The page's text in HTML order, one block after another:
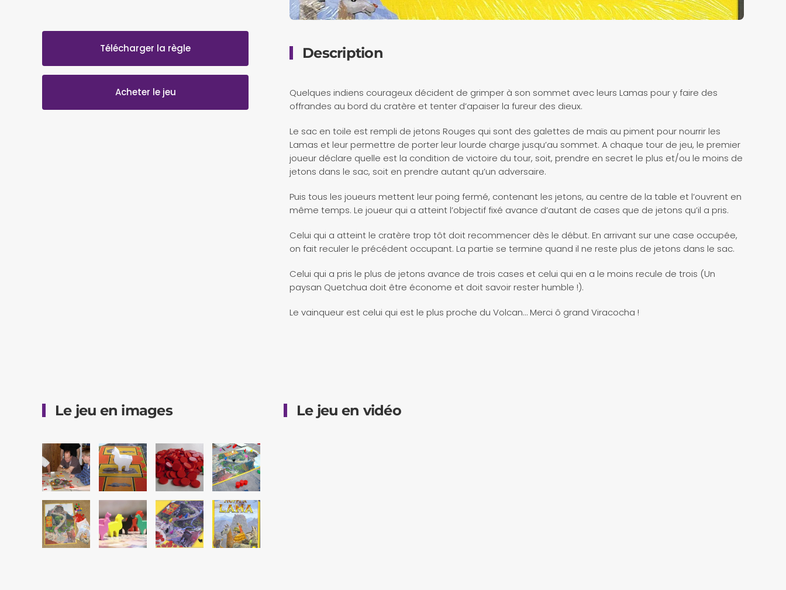
Télécharger la règle
Acheter le jeu
Description
Quelques indiens courageux décident de grimper à son sommet avec leurs Lamas pour y faire des
offrandes au bord du cratère et tenter d’apaiser la fureur des dieux.
Le sac en toile est rempli de jetons Rouges qui sont des galettes de maïs au piment pour nourrir les
Lamas et leur permettre de porter leur lourde charge jusqu’au sommet. A chaque tour de jeu, le premier
joueur déclare quelle est la condition de victoire du tour, soit, prendre en secret le plus et/ou le moins de
jetons dans le sac, soit en prendre autant qu’un adversaire.
Puis tous les joueurs mettent leur poing fermé, contenant les jetons, au centre de la table et l’ouvrent en
même temps. Le joueur qui a atteint l’objectif fixé avance d’autant de cases que de jetons qu’il a pris.
Celui qui a atteint le cratère trop tôt doit recommencer dès le début. En arrivant sur une case occupée,
on fait reculer le précédent occupant. La partie se termine quand il ne reste plus de jetons dans le sac.
Celui qui a pris le plus de jetons avance de trois cases et celui qui en a le moins recule de trois (Un
paysan Quetchua doit être économe et doit savoir rester humble !).
Le vainqueur est celui qui est le plus proche du Volcan… Merci ô grand Viracocha !
Le jeu en images Le jeu en vidéo